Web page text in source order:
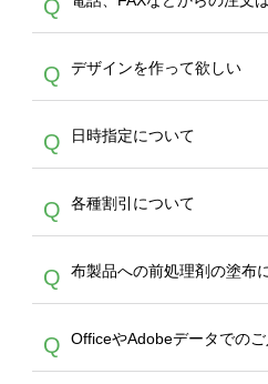
は、サポートが担
やタンブラーコン
作する数量が多け
サービスよりも低
す。
ドできるデータ形式
PDF 形式になりま
写真などもアップ
い画像はエラーに
らの直接入稿には対
し、デザインツール
い）
Q
A
文のみ受け付けて
作をお考えの方は
スをご利用頂ければ
でご注文が可能で
Q デザインを作って欲しい
A
を作って欲しい。
30個以上であれば
バッグコンシェル
ビスをご利用くだ
は、デザインツー
Q 日時指定について
A
ん。発送後18時以
メールでお知らせ
者にご連絡いただ
Q 各種割引について
A
カート内で自動的
ます。 【付与ポイ
イントとして付与
ント＝1円としてお
トは発送完了の翌
Q 布製品への前処理剤の塗布
A
意点（前処理剤）
ワイト、トートバ
Q OfficeやAdobeデータでの